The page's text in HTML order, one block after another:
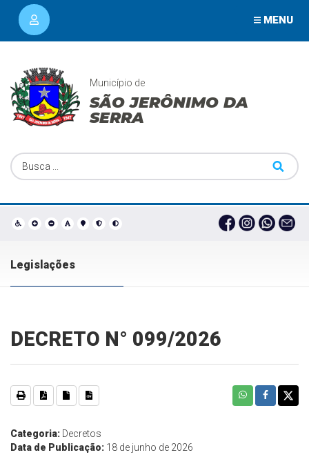
MENU
Município de
SÃO JERÔNIMO DA
SERRA
Legislações
DECRETO N° 099/2026
Categoria: Decretos
Data de Publicação: 18 de junho de 2026